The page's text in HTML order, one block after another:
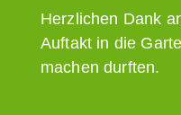
Herzlichen Dank
Auftakt in die
machen durften.